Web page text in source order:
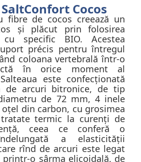
Cocos
fibre de cocos creează un
și plăcut prin folosirea
cu specific BIO. Acestea
précis pentru întregul
coloana vertebrală într-o
în orice moment al
este confecţionată
de arcuri bitronice, de tip
de 72 mm, 4 inele
din carbon, cu grosimea
termic la curenţi de
ceea ce conferă o
a elasticităţii
rînd de arcuri este legat
o sârma elicoidală, de